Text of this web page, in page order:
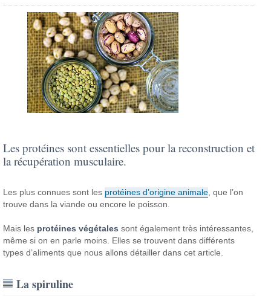
Les protéines sont essentielles pour la reconstruction et
la récupération musculaire.
Les plus connues sont les protéines d’origine animale , que l’on
trouve dans la viande ou encore le poisson.
Mais les protéines végétales sont également très intéressantes,
même si on en parle moins. Elles se trouvent dans différents
types d’aliments que nous allons détailler dans cet article.
La spiruline